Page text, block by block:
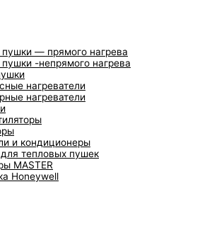
— прямого нагрева
-непрямого нагрева
нагреватели
нагреватели
и кондиционеры
тепловых пушек
MASTER
Honeywell